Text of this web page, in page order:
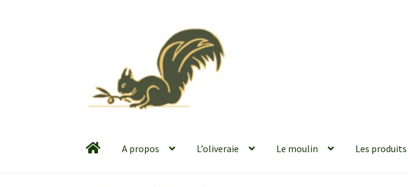
navigation
A propos L’oliveraie Le moulin Les produits